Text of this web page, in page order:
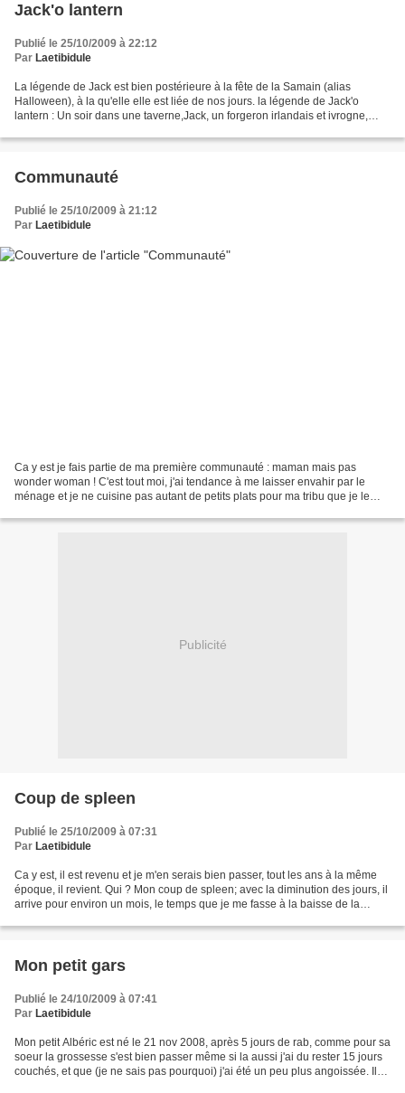
Jack'o lantern
Publié le 25/10/2009 à 22:12
Par Laetibidule
La légende de Jack est bien postérieure à la fête de la Samain (alias
Halloween), à la qu'elle elle est liée de nos jours. la légende de Jack'o
lantern : Un soir dans une taverne,Jack, un forgeron irlandais et ivrogne,
Communauté
Publié le 25/10/2009 à 21:12
Par Laetibidule
Ca y est je fais partie de ma première communauté : maman mais pas
wonder woman ! C'est tout moi, j'ai tendance à me laisser envahir par le
ménage et je ne cuisine pas autant de petits plats pour ma tribu que je le
Publicité
Coup de spleen
Publié le 25/10/2009 à 07:31
Par Laetibidule
Ca y est, il est revenu et je m'en serais bien passer, tout les ans à la même
époque, il revient. Qui ? Mon coup de spleen; avec la diminution des jours, il
arrive pour environ un mois, le temps que je me fasse à la baisse de la
Mon petit gars
Publié le 24/10/2009 à 07:41
Par Laetibidule
Mon petit Albéric est né le 21 nov 2008, après 5 jours de rab, comme pour sa
soeur la grossesse s'est bien passer même si la aussi j'ai du rester 15 jours
couchés, et que (je ne sais pas pourquoi) j'ai été un peu plus angoissée. Il